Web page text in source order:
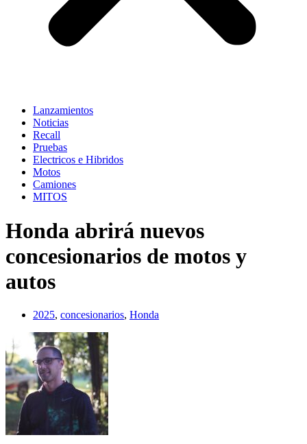
Lanzamientos
Noticias
Recall
Pruebas
Electricos e Hibridos
Motos
Camiones
MITOS
Honda abrirá nuevos
concesionarios de motos y
autos
2025, concesionarios, Honda